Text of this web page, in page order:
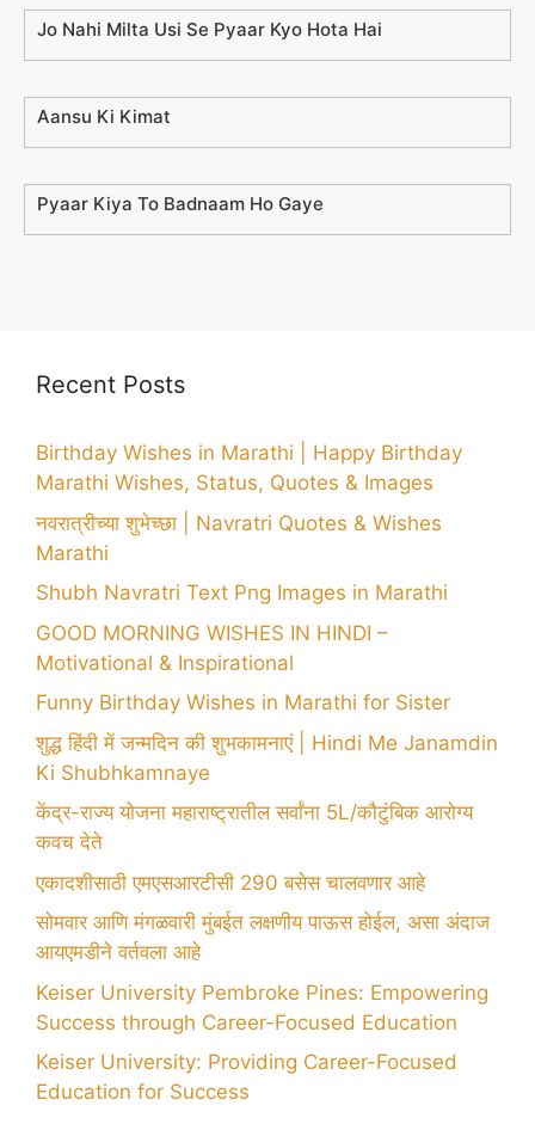
Jo Nahi Milta Usi Se Pyaar Kyo Hota Hai
Aansu Ki Kimat
Pyaar Kiya To Badnaam Ho Gaye
Recent Posts
Birthday Wishes in Marathi | Happy Birthday
Marathi Wishes, Status, Quotes & Images
नवरात्रीच्या शुभेच्छा | Navratri Quotes & Wishes
Marathi
Shubh Navratri Text Png Images in Marathi
GOOD MORNING WISHES IN HINDI –
Motivational & Inspirational
Funny Birthday Wishes in Marathi for Sister
शुद्ध हिंदी में जन्मदिन की शुभकामनाएं | Hindi Me Janamdin
Ki Shubhkamnaye
केंद्र-राज्य योजना महाराष्ट्रातील सर्वांना 5L/कौटुंबिक आरोग्य
कवच देते
एकादशीसाठी एमएसआरटीसी 290 बसेस चालवणार आहे
सोमवार आणि मंगळवारी मुंबईत लक्षणीय पाऊस होईल, असा अंदाज
आयएमडीने वर्तवला आहे
Keiser University Pembroke Pines: Empowering
Success through Career-Focused Education
Keiser University: Providing Career-Focused
Education for Success